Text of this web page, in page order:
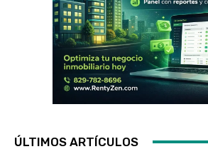
ÚLTIMOS ARTÍCULOS